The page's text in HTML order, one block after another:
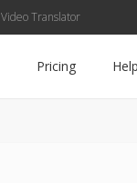
Video Translator
Pricing Help